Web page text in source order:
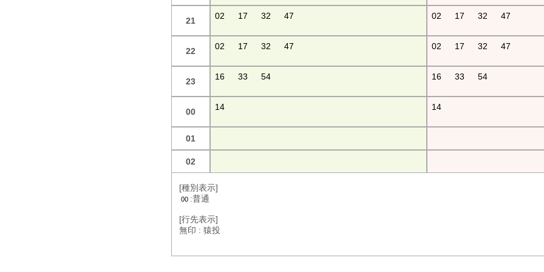
21 02 17 32 47 02 17 32 47
22 02 17 32 47 02 17 32 47
23 16 33 54 16 33 54
00 14 14
01
02
[種別表示]
00 :普通
[行先表示]
無印 : 猿投